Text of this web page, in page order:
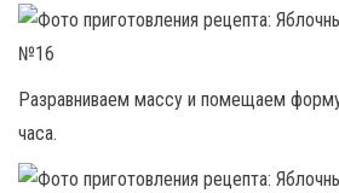
Разравниваем массу и помещаем
часа.